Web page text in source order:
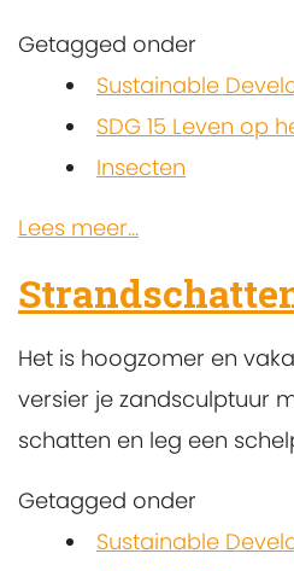
Getagged onder
Sustainable
SDG 15 Leven op
Insecten
Lees meer...
Het is hoogzomer en
versier je zandsculptuur
schatten en leg een
Getagged onder
Sustainable